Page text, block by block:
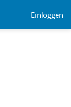
Einloggen